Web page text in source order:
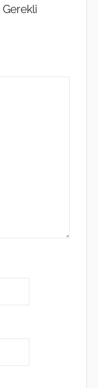
Gerekli